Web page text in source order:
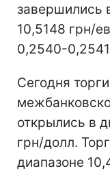
завершились
10,5148 грн/
0,2540-
Сегодня
открылись в
грн/долл.
диапазоне